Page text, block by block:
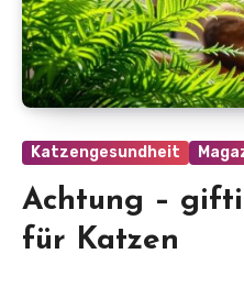
Katzengesundheit
Achtung –
für Katzen